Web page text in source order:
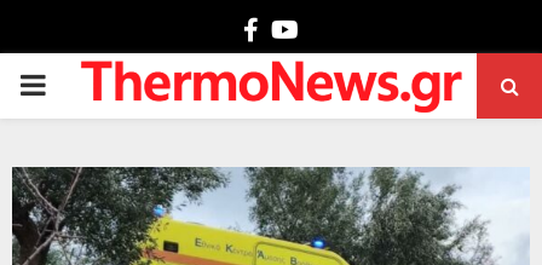
Facebook
PRIMARY